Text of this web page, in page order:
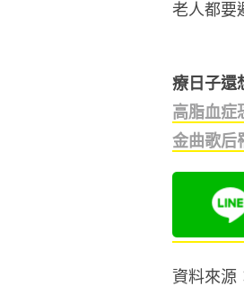
老人都要
療日子還
高脂血症
金曲歌后
資料來源